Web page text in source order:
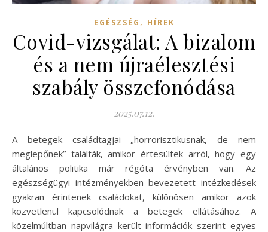
EGÉSZSÉG , HÍREK
Covid-vizsgálat: A bizalom
és a nem újraélesztési
szabály összefonódása
2025.07.12.
A betegek családtagjai „horrorisztikusnak, de nem
meglepőnek” találták, amikor értesültek arról, hogy egy
általános politika már régóta érvényben van. Az
egészségügyi intézményekben bevezetett intézkedések
gyakran érintenek családokat, különösen amikor azok
közvetlenül kapcsolódnak a betegek ellátásához. A
közelmúltban napvilágra került információk szerint egyes